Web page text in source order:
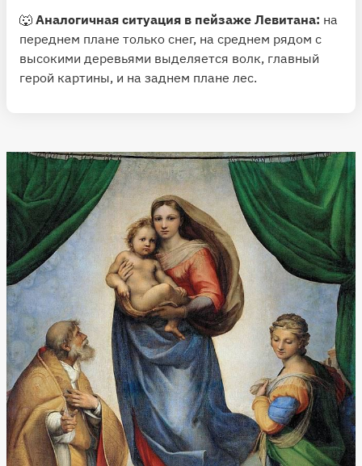
🐺 Аналогичная ситуация в пейзаже Левитана: на
переднем плане только снег, на среднем рядом с
высокими деревьями выделяется волк, главный
герой картины, и на заднем плане лес.